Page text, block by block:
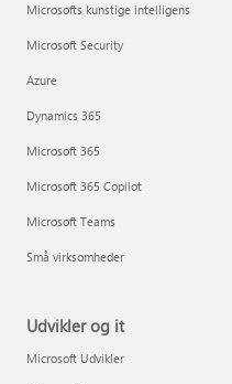
Microsofts kunstige intelligens
Microsoft Security
Azure
Dynamics 365
Microsoft 365
Microsoft 365 Copilot
Microsoft Teams
Små virksomheder
Udvikler og it
Microsoft Udvikler